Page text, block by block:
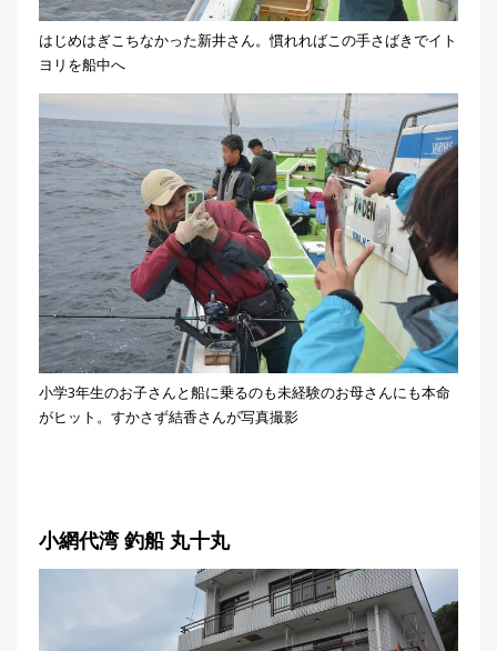
はじめはぎこちなかった新井さん。慣れればこの手さばきでイト
ヨリを船中へ
小学3年生のお子さんと船に乗るのも未経験のお母さんにも本命
がヒット。すかさず結香さんが写真撮影
小網代湾 釣船 丸十丸